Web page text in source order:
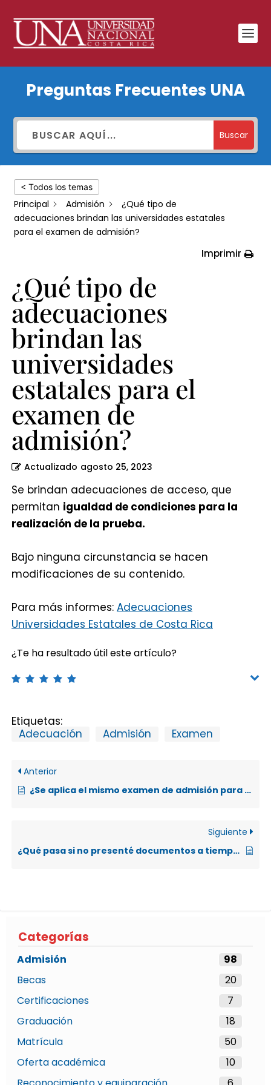
tipo
de
adecuaciones
brindan
las
universidades
estatales
para
examen
de
admisión?
Preguntas Frecuentes UNA
Buscar
Categorías
Admisión
98
Becas
20
Certificaciones
7
Graduación
18
Matrícula
50
Oferta académica
10
< Todos los temas
Principal Admisión
¿Qué tipo de
adecuaciones brindan las universidades estatales
para el examen de admisión?
Imprimir
¿Qué tipo de
adecuaciones
brindan las
universidades
estatales para el
examen de
admisión?
Actualizado agosto 25, 2023
Se brindan adecuaciones de acceso, que
permitan igualdad de condiciones para la
realización de la prueba.
Bajo ninguna circunstancia se hacen
modificaciones de su contenido.
Para más informes: Adecuaciones
Universidades Estatales de Costa Rica
¿Te ha resultado útil este artículo?
Etiquetas:
Adecuación
Admisión Examen
Anterior
¿Se aplica el mismo examen de admisión para todas las universidades públicas?
Siguiente
¿Qué pasa si no presenté documentos a tiempo para adecuación del Examen de Admisión?